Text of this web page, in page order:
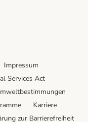
Impressum
Services Act
Karriere
zur Barrierefreiheit